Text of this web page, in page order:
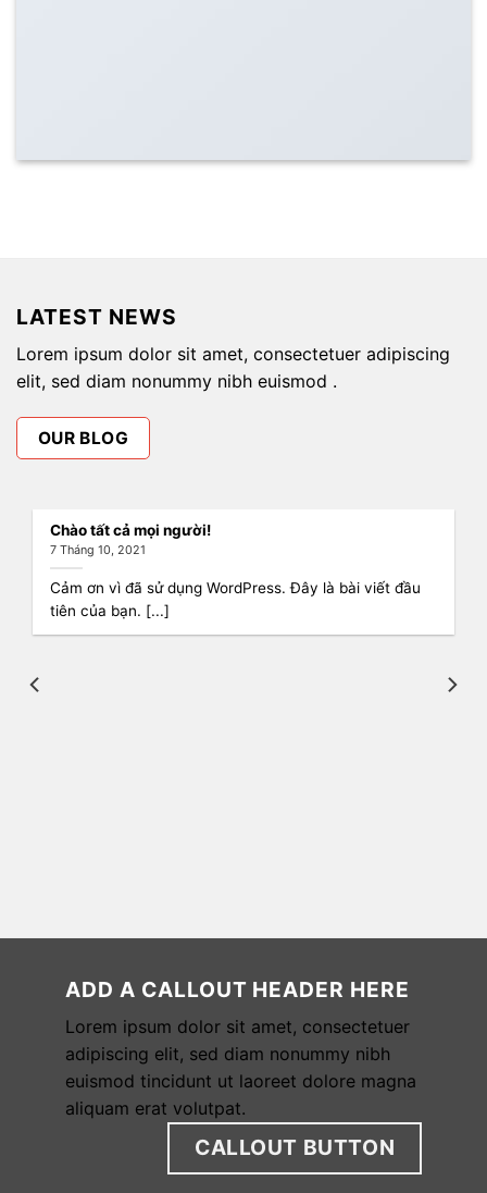
LATEST NEWS
Lorem ipsum dolor sit amet, consectetuer adipiscing
elit, sed diam nonummy nibh euismod .
OUR BLOG
Chào tất cả mọi người!
7 Tháng 10, 2021
Cảm ơn vì đã sử dụng WordPress. Đây là bài viết đầu
tiên của bạn. [...]
ADD A CALLOUT HEADER HERE
Lorem ipsum dolor sit amet, consectetuer
adipiscing elit, sed diam nonummy nibh
euismod tincidunt ut laoreet dolore magna
aliquam erat volutpat.
CALLOUT BUTTON